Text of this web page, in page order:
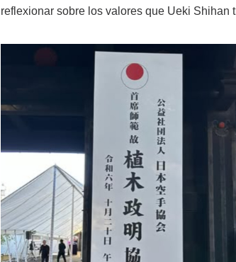
reflexionar sobre los valores que Ueki Shihan